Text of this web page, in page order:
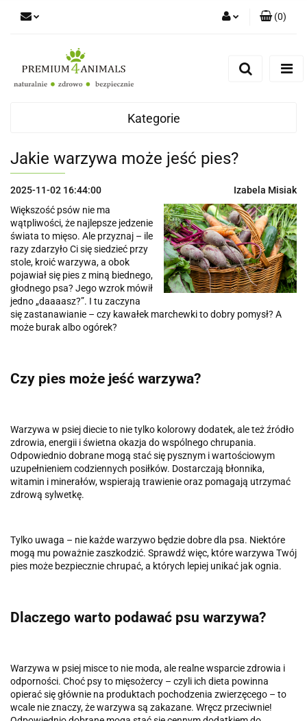
(0)
Kategorie
Jakie warzywa może jeść pies?
2025-11-02 16:44:00
Izabela Misiak
Większość psów nie ma
wątpliwości, że najlepsze jedzenie
świata to mięso. Ale przyznaj – ile
razy zdarzyło Ci się siedzieć przy
stole, kroić warzywa, a obok
pojawiał się pies z miną biednego,
głodnego psa? Jego wzrok mówił
jedno „daaaasz?”. I tu zaczyna
się zastanawianie – czy kawałek marchewki to dobry pomysł? A
może burak albo ogórek?
Czy pies może jeść warzywa?
Warzywa w psiej diecie to nie tylko kolorowy dodatek, ale też źródło
zdrowia, energii i świetna okazja do wspólnego chrupania.
Odpowiednio dobrane mogą stać się pysznym i wartościowym
uzupełnieniem codziennych posiłków. Dostarczają błonnika,
witamin i minerałów, wspierają trawienie oraz pomagają utrzymać
zdrową sylwetkę.
Tylko uwaga – nie każde warzywo będzie dobre dla psa. Niektóre
mogą mu poważnie zaszkodzić. Sprawdź więc, które warzywa Twój
pies może bezpiecznie chrupać, a których lepiej unikać jak ognia.
Dlaczego warto podawać psu warzywa?
Warzywa w psiej misce to nie moda, ale realne wsparcie zdrowia i
odporności. Choć psy to mięsożercy – czyli ich dieta powinna
opierać się głównie na produktach pochodzenia zwierzęcego – to
wcale nie znaczy, że warzywa są zakazane. Wręcz przeciwnie!